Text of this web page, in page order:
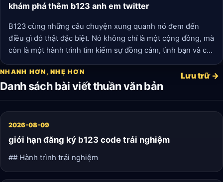
khám phá thêm b123 anh em twitter
B123 cùng những câu chuyện xung quanh nó đem đến
điều gì đó thật đặc biệt. Nó không chỉ là một cộng đồng, mà
còn là một hành trình tìm kiếm sự đồng cảm, tình bạn và cả
những bài học quý giá trong cuộc sống. Qua từng tweet,
từng câu chuyện, từng nhân vật, chúng ta thấy rằng, trong
thế giới đầy rẫy sự xa lạ này, tình bạn vẫn luôn là điều đẹp
đẽ nhất mà ai cũng khao khát tìm kiếm.
NHANH HƠN, NHẸ HƠN
Danh sách bài viết thuần văn bản
Lưu trữ →
2026-08-09
giới hạn đăng ký b123 code trải nghiệm
## Hành trình trải nghiệm